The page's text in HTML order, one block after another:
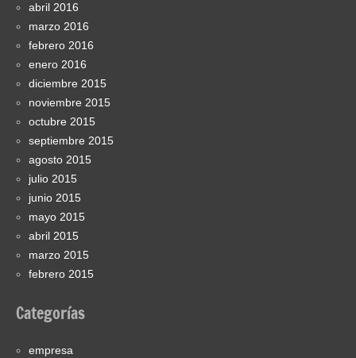
abril 2016
marzo 2016
febrero 2016
enero 2016
diciembre 2015
noviembre 2015
octubre 2015
septiembre 2015
agosto 2015
julio 2015
junio 2015
mayo 2015
abril 2015
marzo 2015
febrero 2015
Categorías
empresa